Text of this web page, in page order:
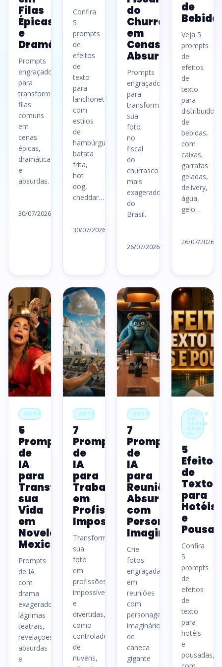
Filas
Épicas
e
Dramáticas
Prompts
engraçados
para
transformar
filas
comuns
em
cenas
épicas,
dramáticas
e
absurdas.
30/07/2026
Confira
5
prompts
de
efeitos
de
texto
para
lanchonetes,
com
estilos
de
hambúrguer,
batata
frita,
hot
dog,
cheddar…
30/07/2026
do
Churrasco
em
Cenas
Absurdas
Prompts
engraçados
para
transformar
sua
foto
no
fiscal
do
churrasco
mais
exagerado
do
Brasil.
26/07/2026
de
Veja 5
prompts
de
efeitos
de
texto
para
de
bebidas,
com
caixas,
garrafas
geladas,
delivery,
água,
gelo…
26/07/2026
ARTE
5
Prompts
de
IA
para
Transformar
sua
Vida
em
Novela
Mexicana
Prompts
de IA
com
drama
exagerado,
lágrimas
teatrais,
revelações
absurdas
e
ARTE
7
Prompts
de
IA
para
Trabalhar
em
Profissões
Impossíveis
Transforme
sua
foto
em
profissões
impossíveis
e
divertidas,
como
controlador
de
nuvens,
ARTE
7
Prompts
de
IA
para
Reuniões
Absurdas
com
Personagens
Imaginários
Crie
fotos
engraçadas
em
reuniões
com
personagens
imaginários,
de
caneca
gigante
EFEITO
DE
TEXTO
COM
IA
5
Efeitos
de
Texto
para
Hotéis
e
Confira
5
prompts
de
efeitos
de
texto
para
hotéis
e
pousadas,